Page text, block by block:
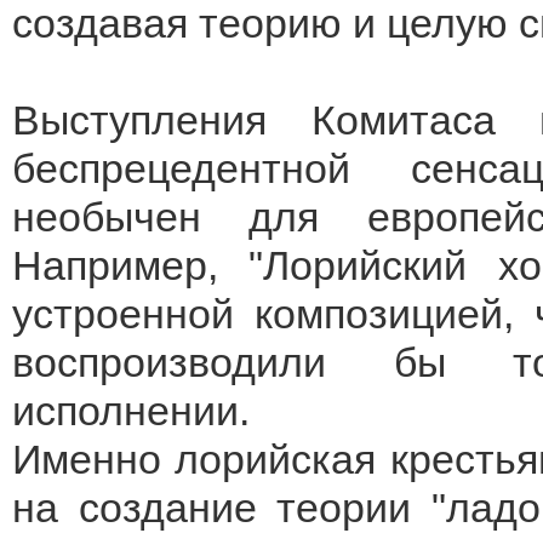
создавая теорию и целую
Выступления
беспрецедентной
необычен для
Например, "Лорийский
устроенной
воспроизводили бы
исполнении.
Именно лорийская
на создание теории